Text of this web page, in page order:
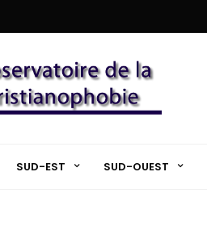
SUD-EST SUD-OUEST